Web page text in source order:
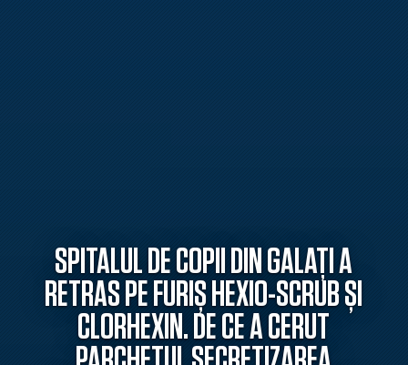
SPITALUL DE COPII DIN GALAȚI A
RETRAS PE FURIȘ HEXIO-SCRUB ȘI
CLORHEXIN. DE CE A CERUT